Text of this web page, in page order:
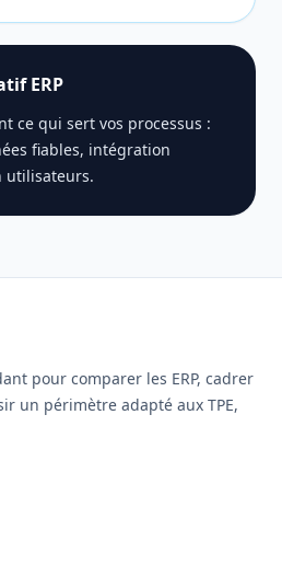
ERP
ce qui sert vos processus :
fiables, intégration
utilisateurs.
pour comparer les ERP, cadrer
un périmètre adapté aux TPE,